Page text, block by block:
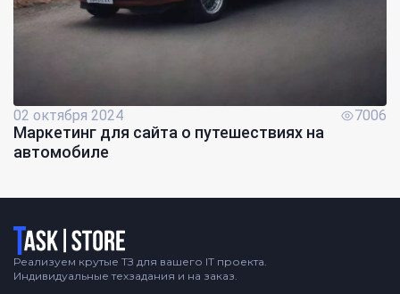
02 октября 2024 7006
Маркетинг для сайта о путешествиях на
автомобиле
Логотип
Реализуем крутые ТЗ для вашего IT проекта.
Индивидуальные техзадания и на заказ.